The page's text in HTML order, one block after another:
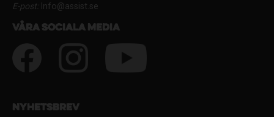
E-post:Info@assist.se
Våra sociala media
Nyhetsbrev